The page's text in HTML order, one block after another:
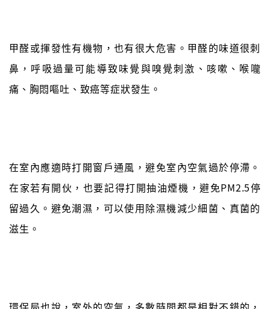
甲醛或揮發性有機物，也有很大危害。甲醛的味道很刺
鼻，呼吸過量可能導致味覺與嗅覺刺激、咳嗽、喉嚨
痛、胸悶嘔吐、致癌等症狀發生。
在室內應適時打開窗戶通風，避免室內空氣過於停滯。
在家若有開伙，也要記得打開抽油煙機，避免PM2.5停
留過久。避免潮濕，可以使用除濕機減少細菌、真菌的
滋生。